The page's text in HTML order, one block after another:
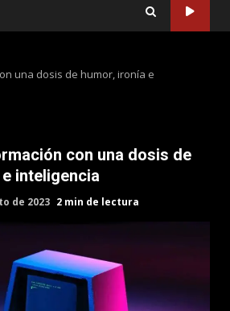
una dosis de humor, ironía e
con una dosis de
inteligencia
de 2023 2 min de lectura